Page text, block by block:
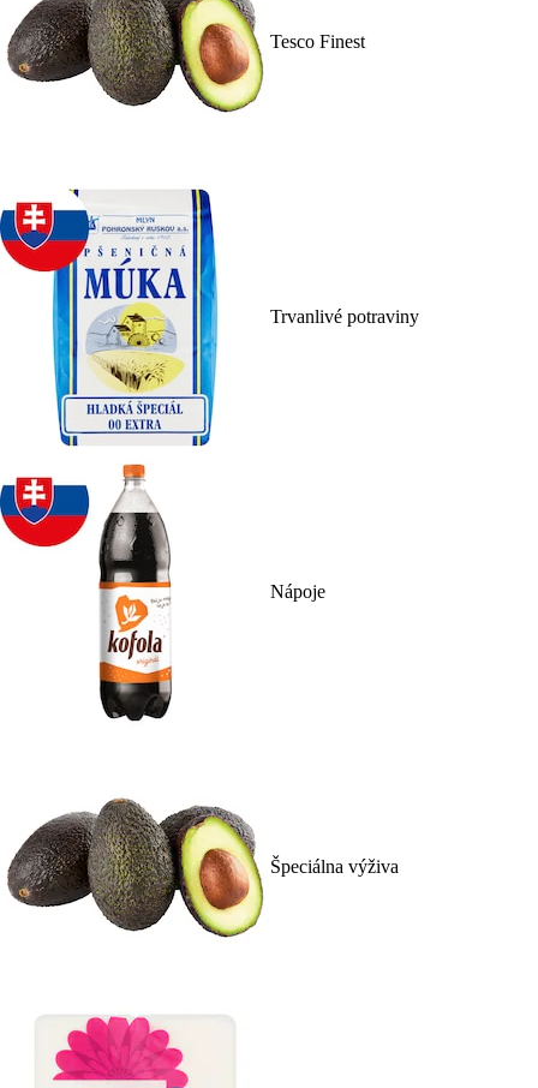
Tesco Finest
Trvanlivé potraviny
Nápoje
Špeciálna výživa